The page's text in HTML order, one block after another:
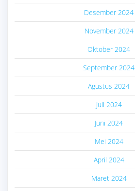
Desember 2024
November 2024
Oktober 2024
September 2024
Agustus 2024
Juli 2024
Juni 2024
Mei 2024
April 2024
Maret 2024